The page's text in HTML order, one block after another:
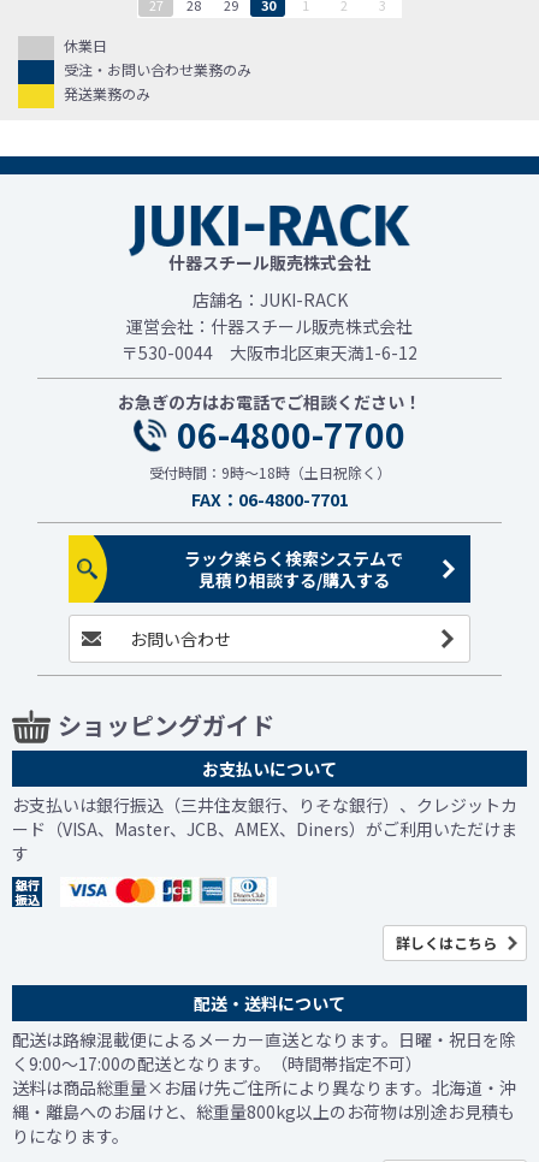
27
28 29 30 1 2 3
休業日
受注・お問い合わせ業務のみ
発送業務のみ
什器スチール販売株式会社
店舗名：JUKI-RACK
運営会社：什器スチール販売株式会社
〒530-0044 大阪市北区東天満1-6-12
お急ぎの方はお電話でご相談ください！
06-4800-7700
受付時間：9時～18時（土日祝除く）
FAX：06-4800-7701
ラック楽らく検索システムで
見積り相談する/購入する
お問い合わせ
ショッピングガイド
お支払いについて
お支払いは銀行振込（三井住友銀行、りそな銀行）、クレジットカ
ード（VISA、Master、JCB、AMEX、Diners）がご利用いただけま
す
詳しくはこちら
配送・送料について
配送は路線混載便によるメーカー直送となります。日曜・祝日を除
く9:00～17:00の配送となります。（時間帯指定不可）
送料は商品総重量×お届け先ご住所により異なります。北海道・沖
縄・離島へのお届けと、総重量800kg以上のお荷物は別途お見積も
りになります。